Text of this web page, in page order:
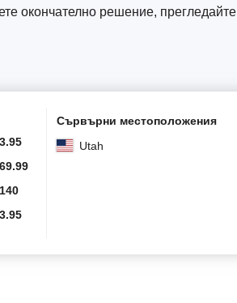
окончателно решение, прегледайте
69.99
140
Сървърни местоположения
Utah